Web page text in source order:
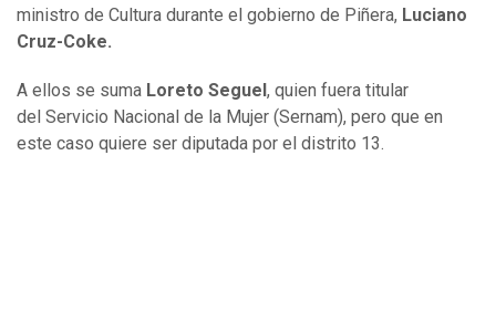
ministro de Cultura durante el gobierno de Piñera, Luciano
Cruz-Coke.
A ellos se suma Loreto Seguel, quien fuera titular
del Servicio Nacional de la Mujer (Sernam), pero que en
este caso quiere ser diputada por el distrito 13.